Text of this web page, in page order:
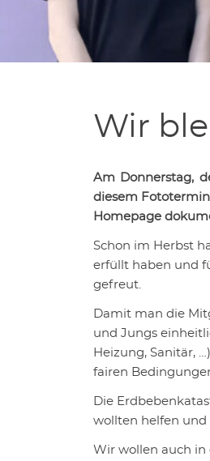
Wir
Am Donnerstag,
diesem
Homepage
Schon im Herbst
erfüllt haben und
gefreut.
Damit man die
und Jungs
Heizung, Sanitär,
fairen
Die
wollten helfen und
Wir wollen auch in